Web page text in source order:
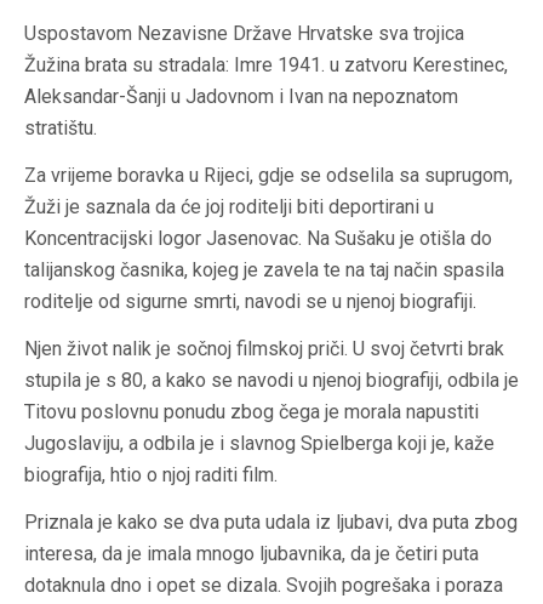
Uspostavom Nezavisne Države Hrvatske sva trojica
Žužina brata su stradala: Imre 1941. u zatvoru Kerestinec,
Aleksandar-Šanji u Jadovnom i Ivan na nepoznatom
stratištu.
Za vrijeme boravka u Rijeci, gdje se odselila sa suprugom,
Žuži je saznala da će joj roditelji biti deportirani u
Koncentracijski logor Jasenovac. Na Sušaku je otišla do
talijanskog časnika, kojeg je zavela te na taj način spasila
roditelje od sigurne smrti, navodi se u njenoj biografiji.
Njen život nalik je sočnoj filmskoj priči. U svoj četvrti brak
stupila je s 80, a kako se navodi u njenoj biografiji, odbila je
Titovu poslovnu ponudu zbog čega je morala napustiti
Jugoslaviju, a odbila je i slavnog Spielberga koji je, kaže
biografija, htio o njoj raditi film.
Priznala je kako se dva puta udala iz ljubavi, dva puta zbog
interesa, da je imala mnogo ljubavnika, da je četiri puta
dotaknula dno i opet se dizala. Svojih pogrešaka i poraza